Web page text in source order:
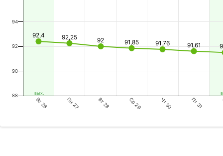
вых.
92,4 92,25 92 91,85 91,76 91,61
Вс 26 Пн 27 Вт 28 Ср 29 Чт 30 Пт 31
88
90
92
94